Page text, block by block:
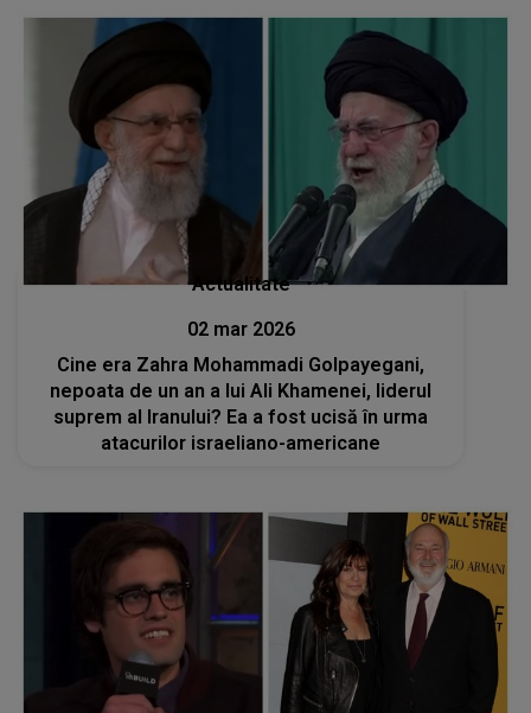
Actualitate
02 mar 2026
Cine era Zahra Mohammadi Golpayegani,
nepoata de un an a lui Ali Khamenei, liderul
suprem al Iranului? Ea a fost ucisă în urma
atacurilor israeliano-americane